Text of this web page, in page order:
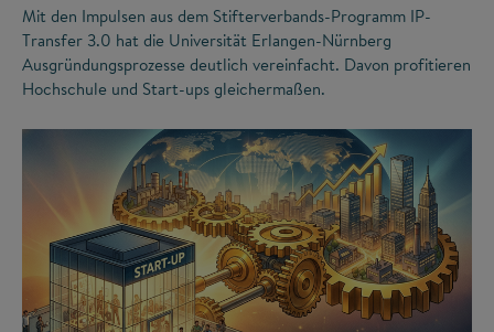
Mit den Impulsen aus dem Stifterverbands-Programm IP-
Transfer 3.0 hat die Universität Erlangen-Nürnberg
Ausgründungsprozesse deutlich vereinfacht. Davon profitieren
Hochschule und Start-ups gleichermaßen.